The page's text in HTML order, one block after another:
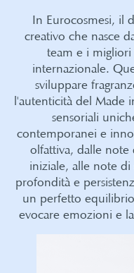
In Eurocosmesi, il
creativo che nasce
team e i migliori
internazionale.
sviluppare
l'autenticità del Made
sensoriali
contemporanei e
olfattiva, dalle note
iniziale, alle note
profondità e
un perfetto
evocare emozioni e